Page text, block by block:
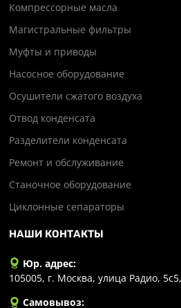
Компрессорные масла
Магистральные фильтры
Муфты и приводы
Насосное оборудование
Осушители сжатого воздуха
Отвод конденсата
Разделители конденсата
Ремонт и обслуживание
Станочное оборудование
Циклонные сепараторы
НАШИ КОНТАКТЫ
Юр. адрес:
105005, г. Москва, улица Радио,
Самовывоз: